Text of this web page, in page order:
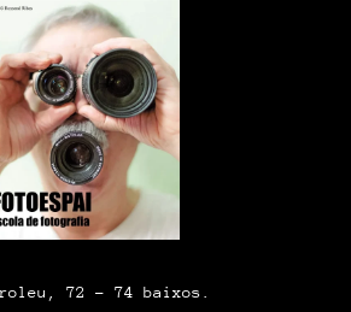
72 – 74 baixos.